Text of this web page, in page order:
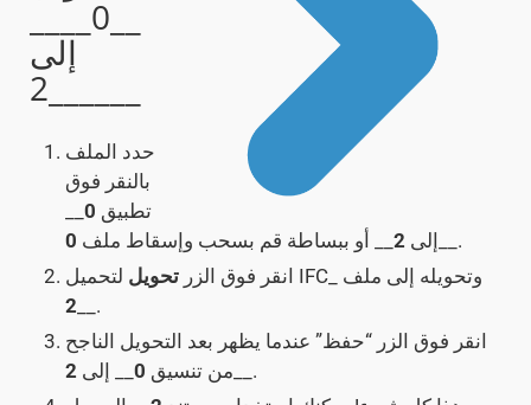
__0____
إلى
حدد الملف
بالنقر فوق
تطبيق 0
إلى 2 __ أو ببساطة قم بسحب وإسقاط ملف 0
__.
انقر فوق الزر تحويل
لتحميل IFC_ وتحويله إلى ملف
2 __.
انقر فوق الزر “حفظ” عندما يظهر بعد التحويل الناجح
من تنسيق 0 __ إلى 2
__.